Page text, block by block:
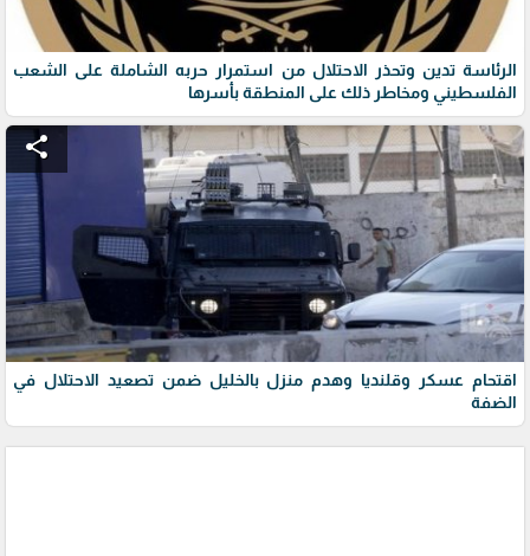
الرئاسة تدين وتحذر الاحتلال من استمرار حربه الشاملة على الشعب
الفلسطيني ومخاطر ذلك على المنطقة بأسرها
share
اقتحام عسكر وقلنديا وهدم منزل بالخليل ضمن تصعيد الاحتلال في
الضفة